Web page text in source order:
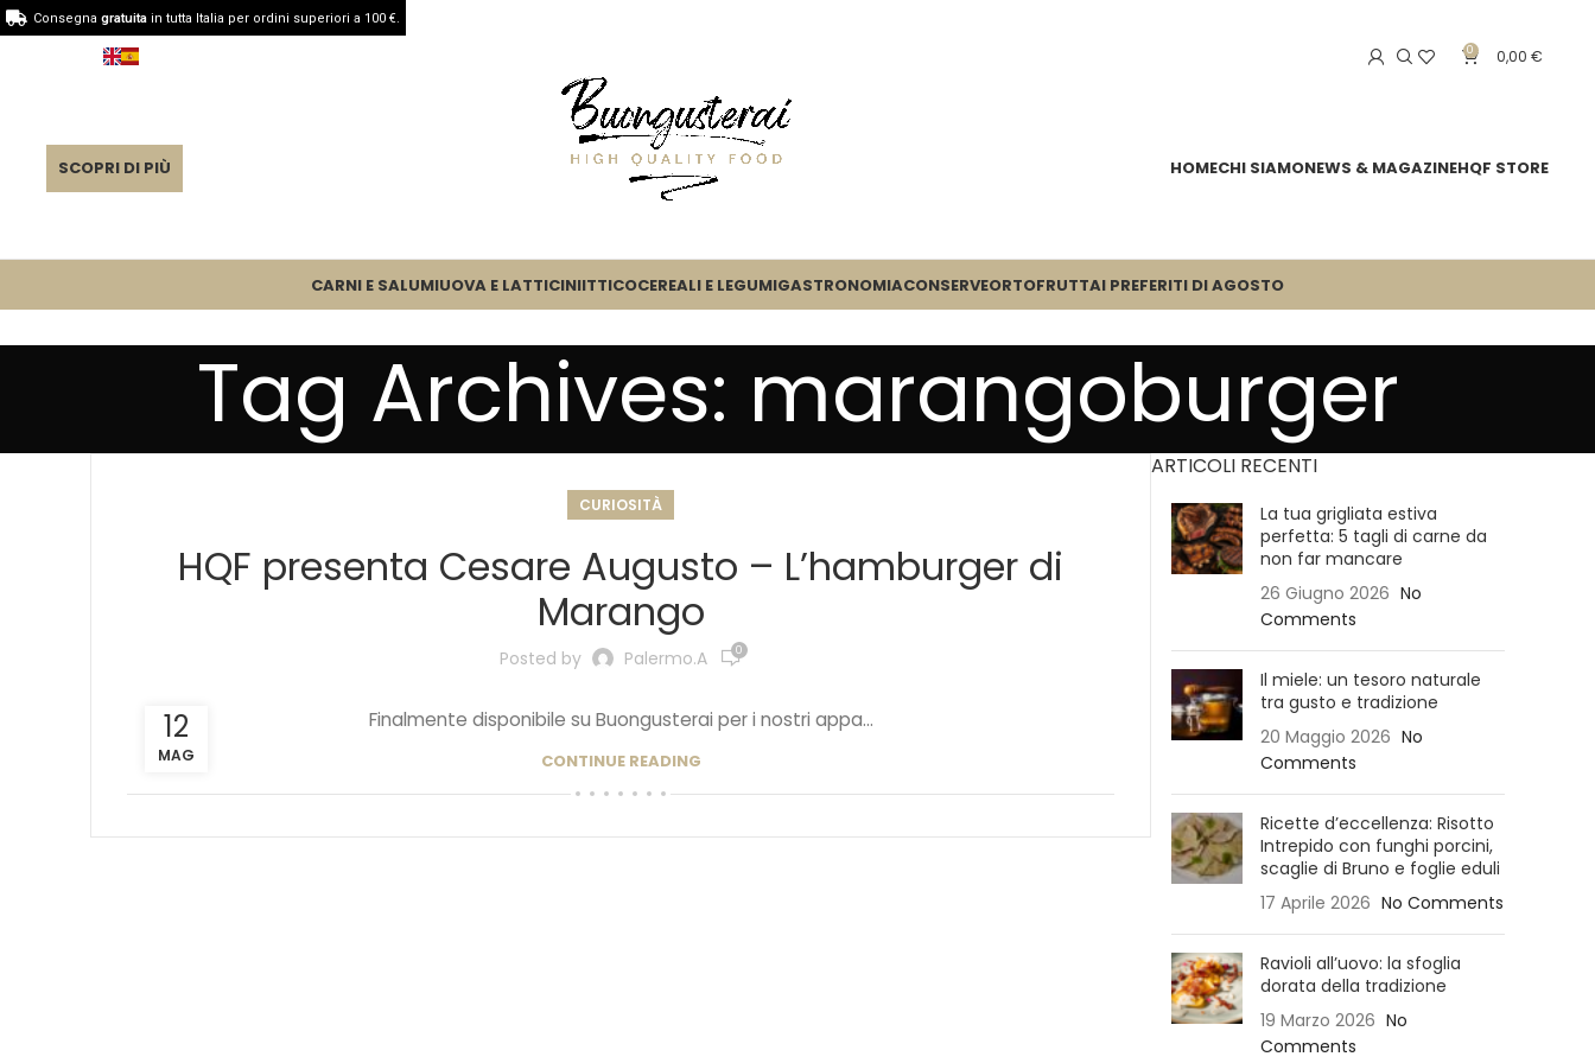
0 0,00€
SCOPRI DI PIÙ HOMECHI SIAMONEWS & MAGAZINEHQF STORE
CARNI E SALUMIUOVA E LATTICINIITTICOCEREALI E LEGUMIGASTRONOMIACONSERVEORTOFRUTTAI PREFERITI DI AGOSTO
Tag Archives: marangoburger
CURIOSITÀ
HQF presenta Cesare Augusto – L’hamburger di
Marango
Posted by Palermo.a 0
12
MAG
Finalmente disponibile su Buongusterai per i nostri appa...
CONTINUE READING
ARTICOLI RECENTI
La tua grigliata estiva
perfetta: 5 tagli di carne da
non far mancare
26 Giugno 2026 No
Comments
Il miele: un tesoro naturale
tra gusto e tradizione
20 Maggio 2026 No
Comments
Ricette d’eccellenza: Risotto
Intrepido con funghi porcini,
scaglie di Bruno e foglie eduli
17 Aprile 2026 No Comments
Ravioli all’uovo: la sfoglia
dorata della tradizione
19 Marzo 2026 No
Comments
Consegna gratuitain tutta Italia per ordini superiori a 100 €.